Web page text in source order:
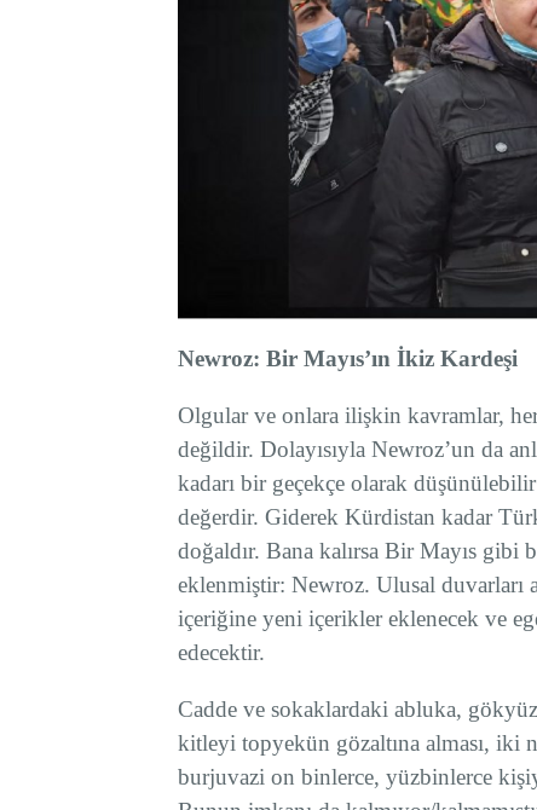
Newroz: Bir Mayıs’ın İkiz Kardeşi
Olgular ve onlara ilişkin kavramlar,
değildir. Dolayısıyla Newroz’un da
kadarı bir geçekçe olarak
değerdir. Giderek Kürdistan kadar
doğaldır. Bana kalırsa Bir Mayıs gibi
eklenmiştir: Newroz. Ulusal duvarları
içeriğine yeni içerikler eklenecek ve
edecektir.
Cadde ve sokaklardaki abluka,
kitleyi topyekün gözaltına alması, iki
burjuvazi on binlerce, yüzbinlerce